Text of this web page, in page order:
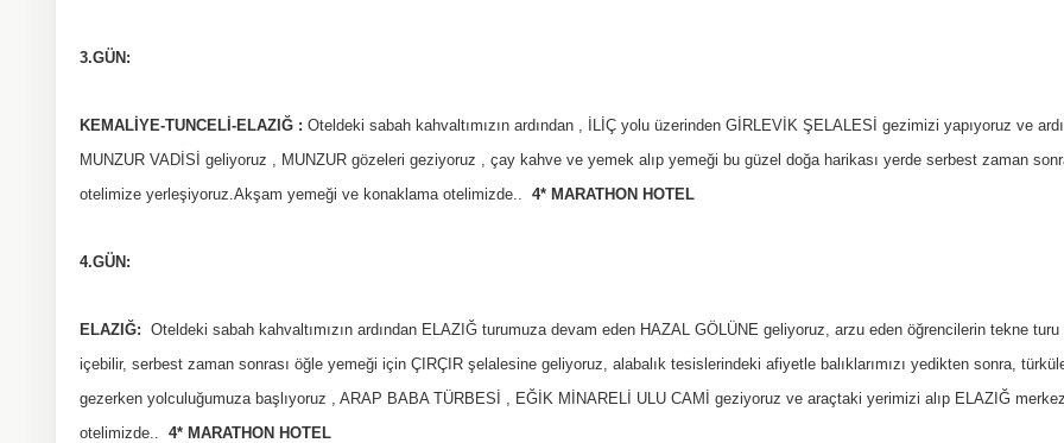
3.GÜN:
KEMALİYE-TUNCELİ-ELAZIĞ : Oteldeki sabah kahvaltımızın ardından , İLİÇ yolu üzerinden GİRLEVİK ŞELALESİ gezimizi yapıyoruz ve
MUNZUR VADİSİ geliyoruz , MUNZUR gözeleri geziyoruz , çay kahve ve yemek alıp yemeği bu güzel doğa harikası yerde serbest zaman
otelimize yerleşiyoruz.Akşam yemeği ve konaklama otelimizde.. 4* MARATHON HOTEL
4.GÜN:
ELAZIĞ: Oteldeki sabah kahvaltımızın ardından ELAZIĞ turumuza devam eden HAZAL GÖLÜNE geliyoruz, arzu eden öğrencilerin tekne
içebilir, serbest zaman sonrası öğle yemeği için ÇIRÇIR şelalesine geliyoruz, alabalık tesislerindeki afiyetle balıklarımızı yedikten sonra,
gezerken yolculuğumuza başlıyoruz , ARAP BABA TÜRBESİ , EĞİK MİNARELİ ULU CAMİ geziyoruz ve araçtaki yerimizi alıp ELAZIĞ
otelimizde.. 4* MARATHON HOTEL